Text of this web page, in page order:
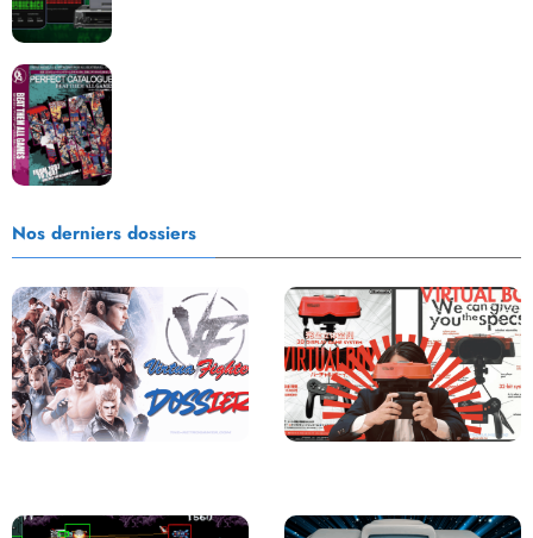
Nos derniers dossiers